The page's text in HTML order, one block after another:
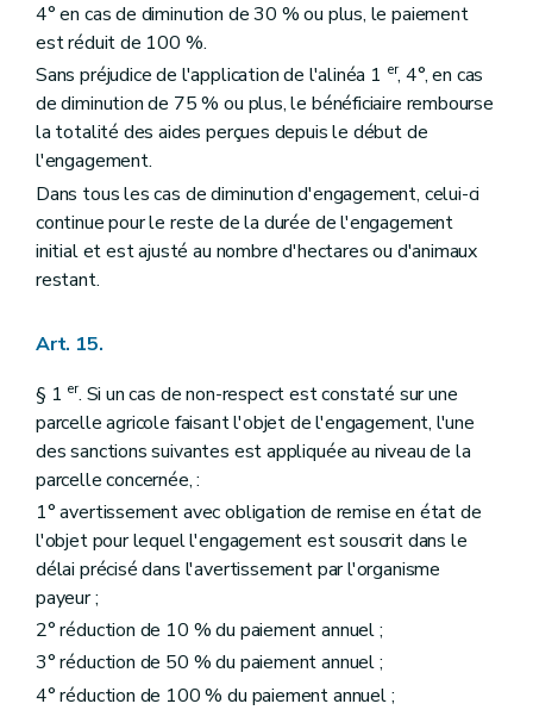
4° en cas de diminution de 30 % ou plus, le paiement
est réduit de 100 %.
Sans préjudice de l'application de l'alinéa 1 er, 4°, en cas
de diminution de 75 % ou plus, le bénéficiaire rembourse
la totalité des aides perçues depuis le début de
l'engagement.
Dans tous les cas de diminution d'engagement, celui-ci
continue pour le reste de la durée de l'engagement
initial et est ajusté au nombre d'hectares ou d'animaux
restant.
Art. 15.
§ 1 er. Si un cas de non-respect est constaté sur une
parcelle agricole faisant l'objet de l'engagement, l'une
des sanctions suivantes est appliquée au niveau de la
parcelle concernée, :
1° avertissement avec obligation de remise en état de
l'objet pour lequel l'engagement est souscrit dans le
délai précisé dans l'avertissement par l'organisme
payeur ;
2° réduction de 10 % du paiement annuel ;
3° réduction de 50 % du paiement annuel ;
4° réduction de 100 % du paiement annuel ;